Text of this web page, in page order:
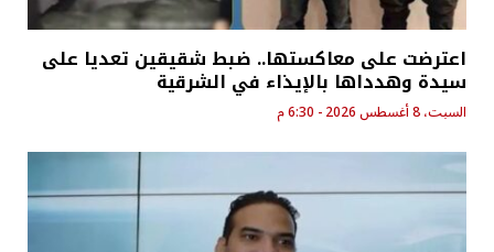
اعترضت على معاكستها.. ضبط شقيقين تعديا على
سيدة وهدداها بالإيذاء في الشرقية
السبت، 8 أغسطس 2026 - 6:30 م